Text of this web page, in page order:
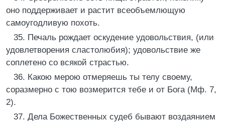
оно поддерживает и растит всеобъемлющую
самоугодливую похоть.
35. Печаль рождает оскудение удовольствия, (или
удовлетворения сластолюбия); удовольствие же
соплетено со всякой страстью.
36. Какою мерою отмеряешь ты телу своему,
соразмерно с тою возмерится тебе и от Бога (Мф. 7,
2).
37. Дела Божественных судеб бывают воздаянием